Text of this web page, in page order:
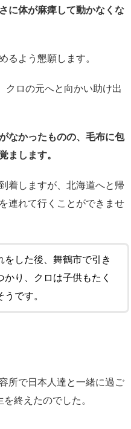
に体が麻痺して動かなくな
るよう懇願します。
クロの元へと向かい助け出
なかったものの、毛布に包
まします。
着しますが、北海道へと帰
連れて行くことができませ
をした後、舞鶴市で引き
かり、クロは子供もたく
です。
所で日本人達と一緒に過ご
終えたのでした。